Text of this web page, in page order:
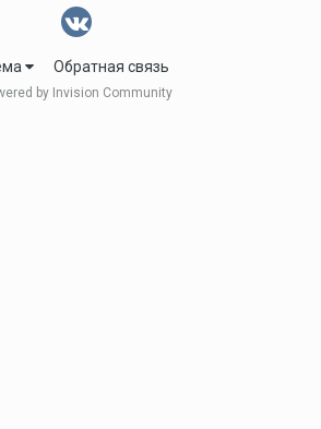
Обратная связь
by Invision Community